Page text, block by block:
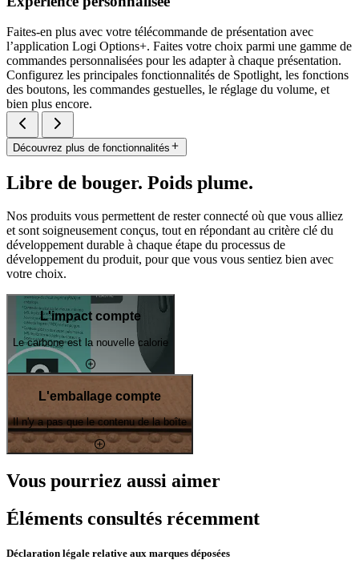
Faites-en plus avec votre télécommande de présentation avec
l’application Logi Options+. Faites votre choix parmi une gamme de
commandes personnalisées pour les adapter à chaque présentation.
Configurez les principales fonctionnalités de Spotlight, les fonctions
des boutons, les commandes gestuelles, le réglage du volume, et
bien plus encore.
Découvrez plus de fonctionnalités
Libre de bouger. Poids plume.
Nos produits vous permettent de rester connecté où que vous alliez
et sont soigneusement conçus, tout en répondant au critère clé du
développement durable à chaque étape du processus de
développement du produit, pour que vous vous sentiez bien avec
votre choix.
L'impact compte
Le carbone est la nouvelle calorie
L'emballage compte
Il n'y a pas que le contenu de la boîte
Vous pourriez aussi aimer
Éléments consultés récemment
Déclaration légale relative aux marques déposées